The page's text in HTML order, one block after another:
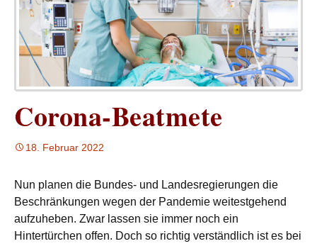
Corona-Beatmete
18. Februar 2022
Nun planen die Bundes- und Landesregierungen die
Beschränkungen wegen der Pandemie weitestgehend
aufzuheben. Zwar lassen sie immer noch ein
Hintertürchen offen. Doch so richtig verständlich ist es bei